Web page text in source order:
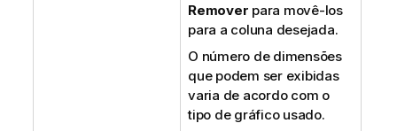
Remover para movê-los
para a coluna desejada.
O número de dimensões
que podem ser exibidas
varia de acordo com o
tipo de gráfico usado.